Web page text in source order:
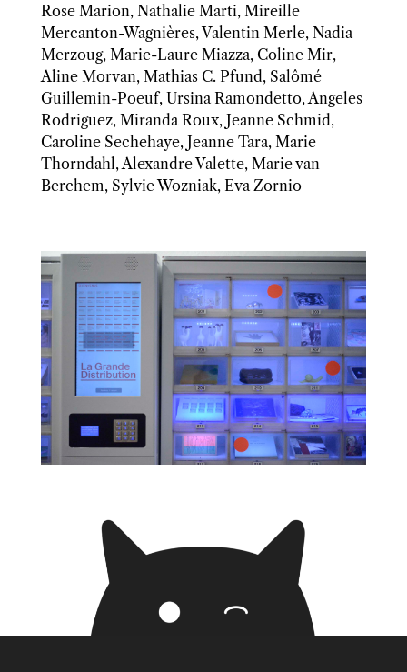
Rose Marion, Nathalie Marti, Mireille
Mercanton-Wagnières, Valentin Merle, Nadia
Merzoug, Marie-Laure Miazza, Coline Mir,
Aline Morvan, Mathias C. Pfund, Salômé
Guillemin-Poeuf, Ursina Ramondetto, Angeles
Rodriguez, Miranda Roux, Jeanne Schmid,
Caroline Sechehaye, Jeanne Tara, Marie
Thorndahl, Alexandre Valette, Marie van
Berchem, Sylvie Wozniak, Eva Zornio